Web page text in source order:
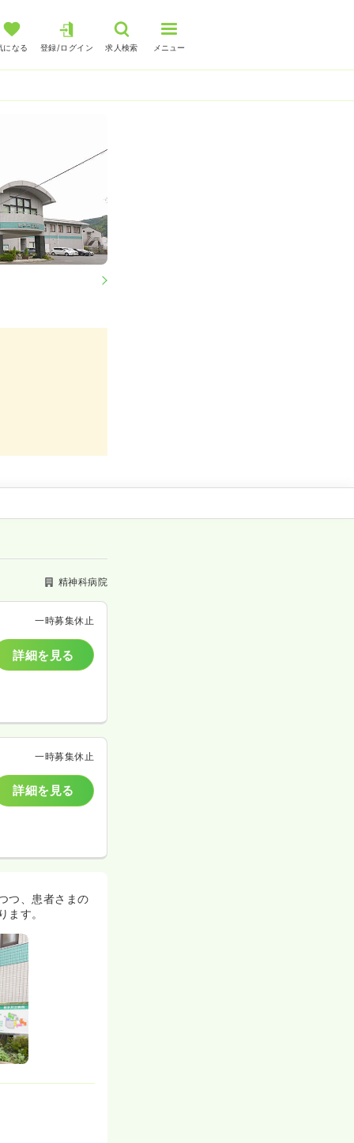
になる 登録/ログイン 求人検索 メニュー
精神科病院
一時募集休止
詳細を見る
一時募集休止
詳細を見る
つ、患者さまの
す。